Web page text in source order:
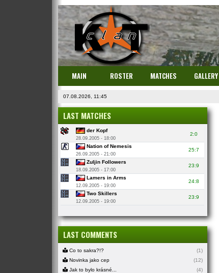
MAIN ROSTER MATCHES GALLERY
07.08.2026, 11:45
LAST MATCHES
der Kopf
28.09.2005 - 18:00
2:0
Nation of Nemesis
26.09.2005 - 21:00
25:7
Zuljin Followers
18.09.2005 - 17:00
23:9
Lamers in Arms
12.09.2005 - 19:00
24:8
Two Skillers
12.09.2005 - 19:00
23:9
LAST COMMENTS
Co to sakra?!?
(1)
Novinka jako cep
(12)
Jak to bylo krásné...
(4)